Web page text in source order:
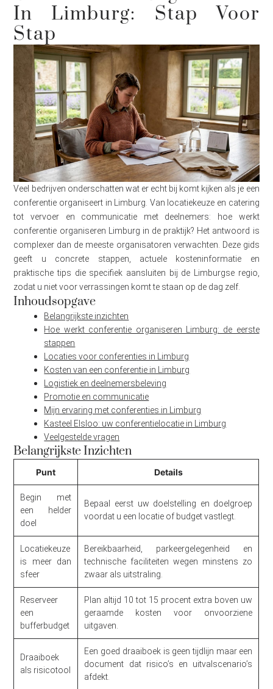
In Limburg: Stap Voor
Stap
Veel bedrijven onderschatten wat er echt bij komt kijken als je een
conferentie organiseert in Limburg. Van locatiekeuze en catering
tot vervoer en communicatie met deelnemers: hoe werkt
conferentie organiseren Limburg in de praktijk? Het antwoord is
complexer dan de meeste organisatoren verwachten. Deze gids
geeft u concrete stappen, actuele kosteninformatie en
praktische tips die specifiek aansluiten bij de Limburgse regio,
zodat u niet voor verrassingen komt te staan op de dag zelf.
Inhoudsopgave
Belangrijkste inzichten
Hoe werkt conferentie organiseren Limburg: de eerste
stappen
Locaties voor conferenties in Limburg
Kosten van een conferentie in Limburg
Logistiek en deelnemersbeleving
Promotie en communicatie
Mijn ervaring met conferenties in Limburg
Kasteel Elsloo: uw conferentielocatie in Limburg
Veelgestelde vragen
Belangrijkste Inzichten
Punt Details
Begin met
een helder
doel
Bepaal eerst uw doelstelling en doelgroep
voordat u een locatie of budget vastlegt.
Locatiekeuze
is meer dan
sfeer
Bereikbaarheid, parkeergelegenheid en
technische faciliteiten wegen minstens zo
zwaar als uitstraling.
Reserveer
een
bufferbudget
Plan altijd 10 tot 15 procent extra boven uw
geraamde kosten voor onvoorziene
uitgaven.
Draaiboek
als risicotool
Een goed draaiboek is geen tijdlijn maar een
document dat risico’s en uitvalscenario’s
afdekt.